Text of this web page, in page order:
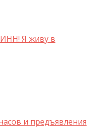
ИНН! Я живу в
и предъявления